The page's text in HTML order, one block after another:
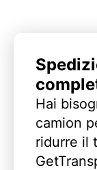
Hai
camion
ridurre il